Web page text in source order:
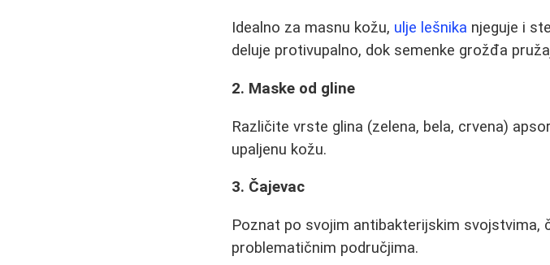
Idealno za masnu kožu, ulje lešnika njeguje i
deluje protivupalno, dok semenke grožđa
2. Maske od gline
Različite vrste glina (zelena, bela, crvena)
upaljenu kožu.
3. Čajevac
Poznat po svojim antibakterijskim svojstvima,
problematičnim područjima.